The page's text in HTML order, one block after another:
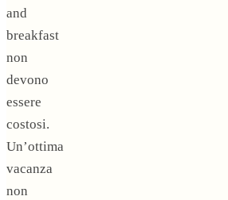
and
breakfast
non
devono
essere
costosi.
Un’ottima
vacanza
non